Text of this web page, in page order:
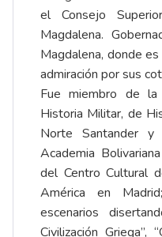
el Consejo
Magdalena.
Magdalena, donde
admiración por sus
Fue miembro de la
Historia Militar, de
Norte Santander y
Academia
del Centro Cultural
América en
escenarios
Civilización Griega”,